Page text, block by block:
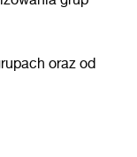
oraz od